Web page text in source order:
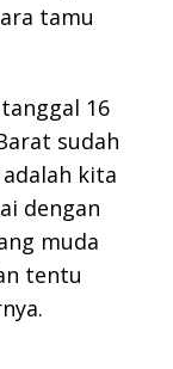
tamu
16
sudah
kita
dengan
muda
tentu